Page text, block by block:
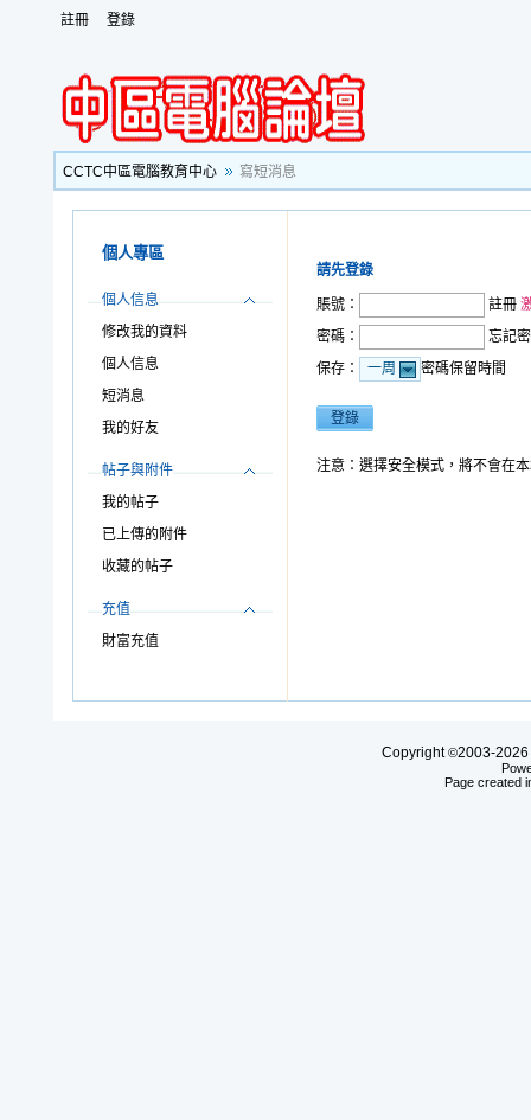
註冊 登錄
CCTC中區電腦教育中心 寫短消息
個人專區
個人信息
修改我的資料
個人信息
短消息
我的好友
帖子與附件
我的帖子
已上傳的附件
收藏的帖子
充值
財富充值
請先登錄
賬號： 註冊
密碼：
忘記
保存：
一周 密碼保留時間
注意：選擇安全模式，將不會在
Copyright©2003-2026
Page created